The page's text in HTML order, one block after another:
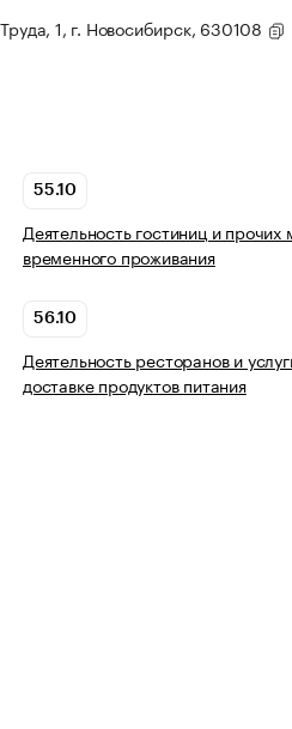
1, г. Новосибирск, 630108
55.10
Деятельность гостиниц и прочих
временного проживания
56.10
Деятельность ресторанов и
доставке продуктов питания